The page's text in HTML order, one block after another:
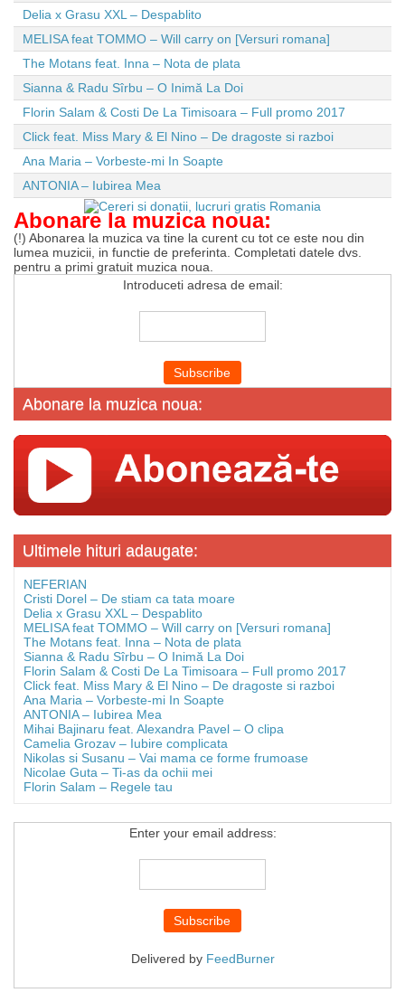
Delia x Grasu XXL – Despablito
MELISA feat TOMMO – Will carry on [Versuri romana]
The Motans feat. Inna – Nota de plata
Sianna & Radu Sîrbu – O Inimă La Doi
Florin Salam & Costi De La Timisoara – Full promo 2017
Click feat. Miss Mary & El Nino – De dragoste si razboi
Ana Maria – Vorbeste-mi In Soapte
ANTONIA – Iubirea Mea
Abonare la muzica noua:
(!) Abonarea la muzica va tine la curent cu tot ce este nou din
lumea muzicii, in functie de preferinta. Completati datele dvs.
pentru a primi gratuit muzica noua.
Introduceti adresa de email:
Abonare la muzica noua:
Ultimele hituri adaugate:
NEFERIAN
Cristi Dorel – De stiam ca tata moare
Delia x Grasu XXL – Despablito
MELISA feat TOMMO – Will carry on [Versuri romana]
The Motans feat. Inna – Nota de plata
Sianna & Radu Sîrbu – O Inimă La Doi
Florin Salam & Costi De La Timisoara – Full promo 2017
Click feat. Miss Mary & El Nino – De dragoste si razboi
Ana Maria – Vorbeste-mi In Soapte
ANTONIA – Iubirea Mea
Mihai Bajinaru feat. Alexandra Pavel – O clipa
Camelia Grozav – Iubire complicata
Nikolas si Susanu – Vai mama ce forme frumoase
Nicolae Guta – Ti-as da ochii mei
Florin Salam – Regele tau
Enter your email address:
Delivered by FeedBurner